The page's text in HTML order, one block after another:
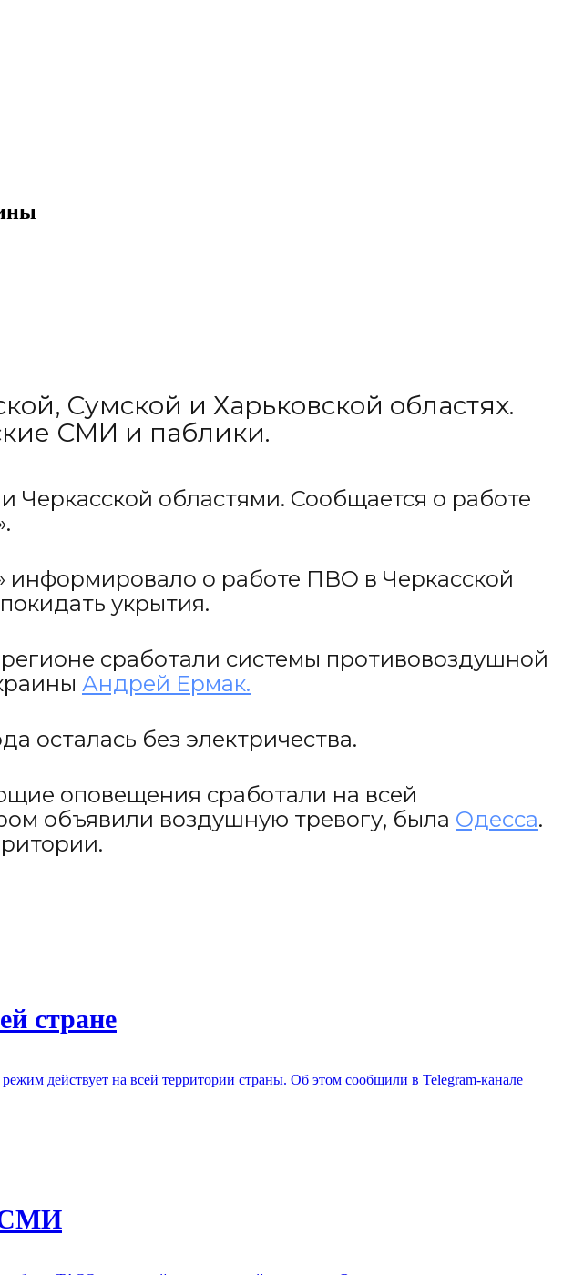
Сумской и Харьковской областях.
СМИ и паблики.
Черкасской областями. Сообщается о работе
информировало о работе ПВО в Черкасской
укрытия.
регионе сработали системы противовоздушной
Андрей Ермак.
осталась без электричества.
оповещения сработали на всей
объявили воздушную тревогу, была Одесса.
стране
действует на всей территории страны. Об этом сообщили в Telegram-канале
СМИ